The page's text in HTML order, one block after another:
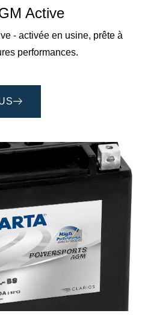
Active
- activée en usine, prête à
performances.